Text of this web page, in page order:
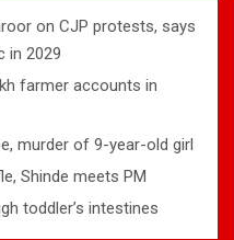
on CJP protests, says
in 2029
farmer accounts in
murder of 9-year-old girl
Shinde meets PM
toddler’s intestines